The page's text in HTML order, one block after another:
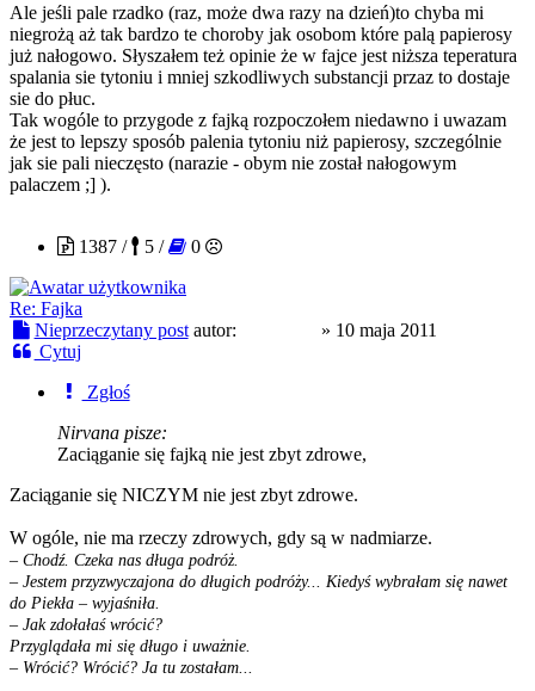
Ale jeśli pale rzadko (raz, może dwa razy na dzień)to chyba mi
niegrożą aż tak bardzo te choroby jak osobom które palą papierosy
już nałogowo. Słyszałem też opinie że w fajce jest niższa teperatura
spalania sie tytoniu i mniej szkodliwych substancji przaz to dostaje
sie do płuc.
Tak wogóle to przygode z fajką rozpoczołem niedawno i uwazam
że jest to lepszy sposób palenia tytoniu niż papierosy, szczególnie
jak sie pali nieczęsto (narazie - obym nie został nałogowym
palaczem ;] ).
1387 /
5 / 0
Re: Fajka
Nieprzeczytany post autor: » 10 maja 2011
Cytuj
Zgłoś
Nirvana pisze:
Zaciąganie się fajką nie jest zbyt zdrowe,
Zaciąganie się NICZYM nie jest zbyt zdrowe.
W ogóle, nie ma rzeczy zdrowych, gdy są w nadmiarze.
– Chodź. Czeka nas długa podróż.
– Jestem przyzwyczajona do długich podróży... Kiedyś wybrałam się nawet
do Piekła – wyjaśniła.
– Jak zdołałaś wrócić?
Przyglądała mi się długo i uważnie.
– Wrócić? Wrócić? Ja tu zostałam...